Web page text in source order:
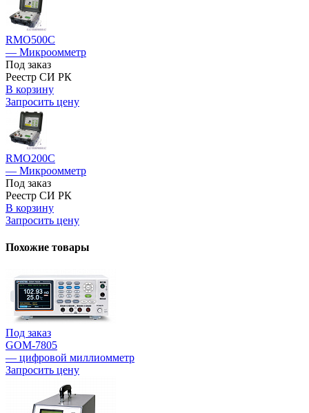
RMO500C
— Микроомметр
Под заказ
Реестр СИ РК
В корзину
Запросить цену
RMO200C
— Микроомметр
Под заказ
Реестр СИ РК
В корзину
Запросить цену
Похожие товары
Под заказ
GOM-7805
— цифровой миллиомметр
Запросить цену